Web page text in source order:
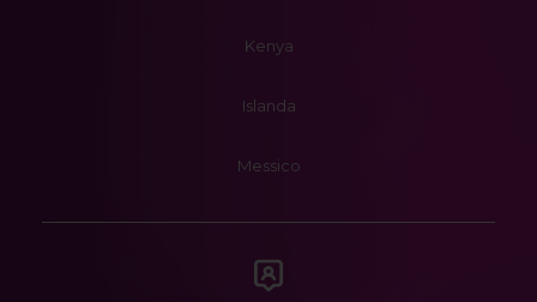
Kenya
Islanda
Messico